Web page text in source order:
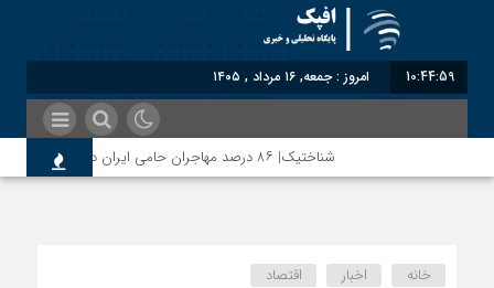
10:45:00 امروز : جمعه, ۱۶ مرداد , ۱۴۰۵
شناختیک| ۸۶ درصد مهاجران حامی ایران در جنگ؛ ۷۵ درصد مهاجران دولت چهاردهم را خیرخواه خود نمی‌دانند
خانه اخبار اقتصاد